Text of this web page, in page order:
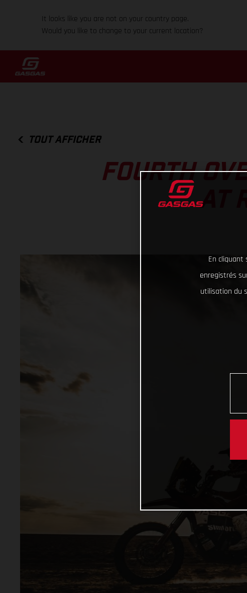
It looks like you are not on your country page.
Would you like to change to your current location?
TOUT AFFICHER
FOURTH
AT
En cliquant
enregistrés
utilisation du